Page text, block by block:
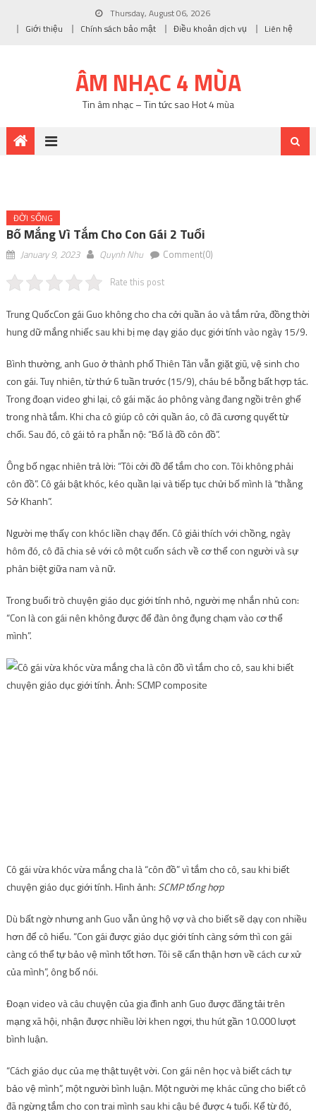
Thursday, August 06, 2026
Giới thiệu
Chính sách bảo mật Điều khoản dịch vụ Liên hệ
ÂM NHẠC 4 MÙA
Tin âm nhạc – Tin tức sao Hot 4 mùa
ĐỜI SỐNG
Bố Mắng Vì Tắm Cho Con Gái 2 Tuổi
January 9, 2023 Quynh Nhu Comment(0)
Rate this post
Trung QuốcCon gái Guo không cho cha cởi quần áo và tắm rửa, đồng thời
hung dữ mắng nhiếc sau khi bị mẹ dạy giáo dục giới tính vào ngày 15/9.
Bình thường, anh Guo ở thành phố Thiên Tân vẫn giặt giũ, vệ sinh cho
con gái. Tuy nhiên, từ thứ 6 tuần trước (15/9), cháu bé bỗng bất hợp tác.
Trong đoạn video ghi lại, cô gái mặc áo phông vàng đang ngồi trên ghế
trong nhà tắm. Khi cha cô giúp cô cởi quần áo, cô đã cương quyết từ
chối. Sau đó, cô gái tỏ ra phẫn nộ: “Bố là đồ côn đồ”.
Ông bố ngạc nhiên trả lời: “Tôi cởi đồ để tắm cho con. Tôi không phải
côn đồ”. Cô gái bật khóc, kéo quần lại và tiếp tục chửi bố mình là “thằng
Sở Khanh”.
Người mẹ thấy con khóc liền chạy đến. Cô giải thích với chồng, ngày
hôm đó, cô đã chia sẻ với cô một cuốn sách về cơ thể con người và sự
phân biệt giữa nam và nữ.
Trong buổi trò chuyện giáo dục giới tính nhỏ, người mẹ nhắn nhủ con:
“Con là con gái nên không được để đàn ông đụng chạm vào cơ thể
mình”.
Cô gái vừa khóc vừa mắng cha là “côn đồ” vì tắm cho cô, sau khi biết
chuyện giáo dục giới tính. Hình ảnh: SCMP tổng hợp
Dù bất ngờ nhưng anh Guo vẫn ủng hộ vợ và cho biết sẽ dạy con nhiều
hơn để cô hiểu. “Con gái được giáo dục giới tính càng sớm thì con gái
càng có thể tự bảo vệ mình tốt hơn. Tôi sẽ cẩn thận hơn về cách cư xử
của mình”, ông bố nói.
Đoạn video và câu chuyện của gia đình anh Guo được đăng tải trên
mạng xã hội, nhận được nhiều lời khen ngợi, thu hút gần 10.000 lượt
bình luận.
“Cách giáo dục của mẹ thật tuyệt vời. Con gái nên học và biết cách tự
bảo vệ mình”, một người bình luận. Một người mẹ khác cũng cho biết cô
đã ngừng tắm cho con trai mình sau khi cậu bé được 4 tuổi. Kể từ đó,